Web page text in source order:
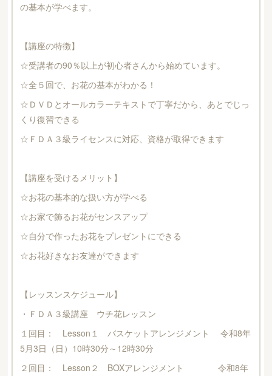
の基本が学べます。
【講座の特徴】
☆受講者の90％以上が初心者さんから始めています。
☆全５回で、お花の基本がわかる！
☆ＤＶＤとオールカラーテキストで丁寧だから、あとでじっ
くり復習できる
☆ＦＤＡ３級ライセンスに対応、資格が取得できます
【講座を受けるメリット】
☆お花の基本的な扱い方が学べる
☆お家で飾るお花がセンスアップ
☆自分で作ったお花をプレゼントにできる
☆お花好きなお友達ができます
【レッスンスケジュール】
・ＦＤＡ３級講座 ウチ花レッスン
１回目： Lesson１ バスケットアレンジメント 令和8年
5月3日（日）10時30分～12時30分
２回目： Lesson２ BOXアレンジメント 令和8年